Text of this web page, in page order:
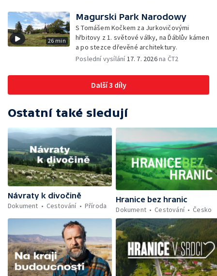
26 min
Magurski Park Narodowy
S Tomášem Kočkem za Jurkovičovými
hřbitovy z 1. světové války, na Ďáblův kámen
a po stezce dřevěné architektury.
Poslední vysílání17. 7. 2026na ČT2
Další 3 díly
Ostatní také sledují
Návraty k divočině
Dokument
Cestování Příroda
Hranice bez hranic
Dokument
Cestování Česko